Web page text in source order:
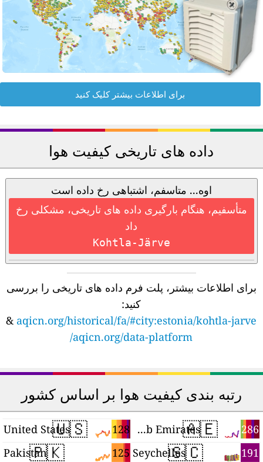
برای اطلاعات بیشتر کلیک کنید
داده های تاریخی کیفیت هوا
اوه... متاسفم، اشتباهی رخ داده است
متأسفیم، هنگام بارگیری داده های تاریخی، مشکلی رخ
داد
Kohtla-Järve
برای اطلاعات بیشتر، پلت فرم داده های تاریخی را بررسی
کنید:
aqicn.org/historical/fa/#city:estonia/kohtla-jarve
&
aqicn.org/data-platform/
رتبه بندی کیفیت هوا بر اساس کشور
🇦🇪 286
United Arab Emirates
🇸🇨 191
Seychelles
🇺🇸 128
United States
🇵🇰 125
Pakistan